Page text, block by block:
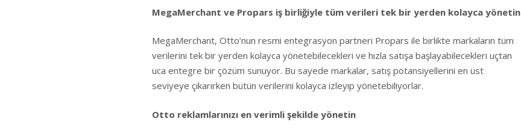
MegaMerchant ve Propars iş birliğiyle tüm verileri tek bir yerden kolayca yönetin
MegaMerchant, Otto’nun resmi entegrasyon partneri Propars ile birlikte markaların tüm
verilerini tek bir yerden kolayca yönetebilecekleri ve hızla satışa başlayabilecekleri uçtan
uca entegre bir çözüm sunuyor. Bu sayede markalar, satış potansiyellerini en üst
seviyeye çıkarırken bütün verilerini kolayca izleyip yönetebiliyorlar.
Otto reklamlarınızı en verimli şekilde yönetin